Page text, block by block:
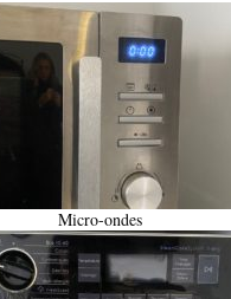
Micro-ondes